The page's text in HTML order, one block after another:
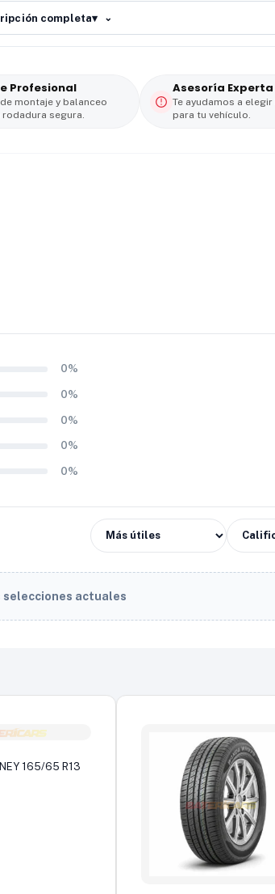
deportiva.
completa▾
Profesional
montaje y balanceo
rodadura segura.
Asesoría Experta
Te ayudamos a
para tu vehículo.
0%
0%
0%
0%
0%
selecciones actuales
165/65 R13